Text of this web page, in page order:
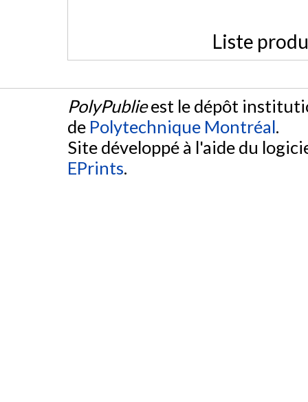
Liste
PolyPublieest le dépôt
de Polytechnique Montréal.
Site développé à l'aide du
EPrints.